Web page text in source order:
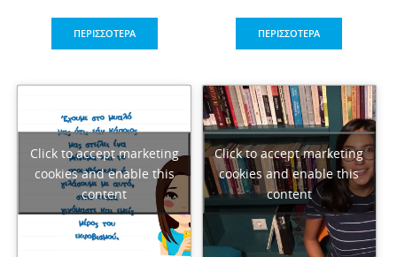
ΠΕΡΙΣΣΟΤΕΡΑ ΠΕΡΙΣΣΟΤΕΡΑ
Click to accept marketing
cookies and enable this
content
Click to accept marketing
cookies and enable this
content